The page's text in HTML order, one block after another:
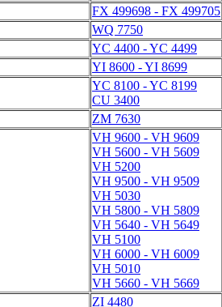
FX 499698 - FX 499705
WQ 7750
YC 4400 - YC 4499
YI 8600 - YI 8699
YC 8100 - YC 8199
CU 3400
ZM 7630
VH 9600 - VH 9609
VH 5600 - VH 5609
VH 5200
VH 9500 - VH 9509
VH 5030
VH 5800 - VH 5809
VH 5640 - VH 5649
VH 5100
VH 6000 - VH 6009
VH 5010
VH 5660 - VH 5669
ZI 4480